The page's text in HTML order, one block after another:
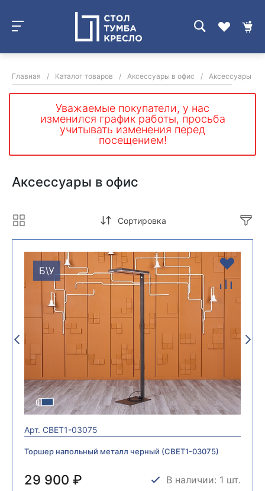
Главная / Каталог товаров / Аксессуары в офис / Аксессуары в
Уважаемые покупатели, у нас
изменился график работы, просьба
учитывать изменения перед
посещением!
Аксессуары в офис
Сортировка
Б\У
Арт. СВЕТ1-03075
Торшер напольный металл черный (СВЕТ1-03075)
29 900 ₽ В наличии: 1 шт.